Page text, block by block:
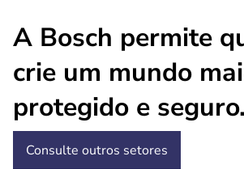
A Bosch permite
crie um mundo
protegido e seguro.
Consulte outros setores